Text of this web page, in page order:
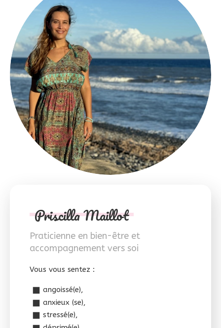
Priscilla Maillot
Praticienne en bien-être et
accompagnement vers soi
Vous vous sentez :
angoissé(e),
anxieux (se),
stressé(e),